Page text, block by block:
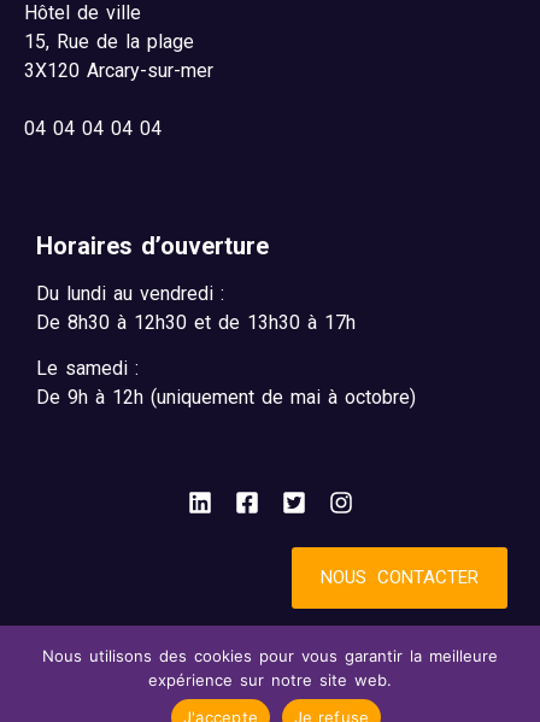
Hôtel de ville
15, Rue de la plage
3X120 Arcary-sur-mer
04 04 04 04 04
Horaires d’ouverture
Du lundi au vendredi :
De 8h30 à 12h30 et de 13h30 à 17h
Le samedi :
De 9h à 12h (uniquement de mai à octobre)
NOUS CONTACTER
Mentions légalesAccessibilité : partiellement conforme
Confidentialité© 2025 - SynBird
Nous utilisons des cookies pour vous garantir la meilleure
expérience sur notre site web.
J'accepte
Je refuse